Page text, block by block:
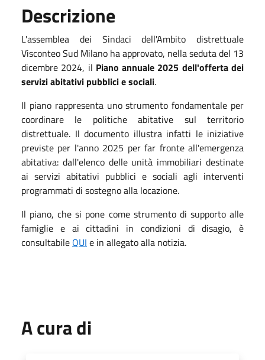
Descrizione
L'assemblea dei Sindaci dell'Ambito distrettuale
Visconteo Sud Milano ha approvato, nella seduta del 13
dicembre 2024, il Piano annuale 2025 dell'offerta dei
servizi abitativi pubblici e sociali.
Il piano rappresenta uno strumento fondamentale per
coordinare le politiche abitative sul territorio
distrettuale. Il documento illustra infatti le iniziative
previste per l'anno 2025 per far fronte all'emergenza
abitativa: dall'elenco delle unità immobiliari destinate
ai servizi abitativi pubblici e sociali agli interventi
programmati di sostegno alla locazione.
Il piano, che si pone come strumento di supporto alle
famiglie e ai cittadini in condizioni di disagio, è
consultabile QUI e in allegato alla notizia.
A cura di